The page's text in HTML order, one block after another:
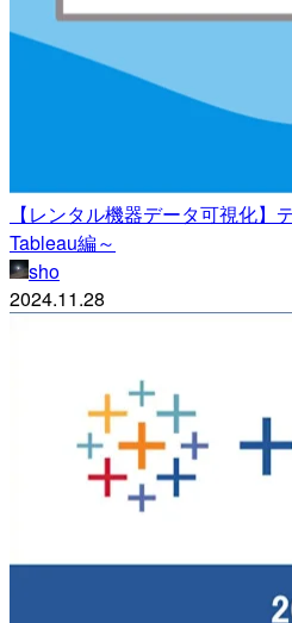
【レンタル機器データ可視化】
Tableau編～
sho
2024.11.28